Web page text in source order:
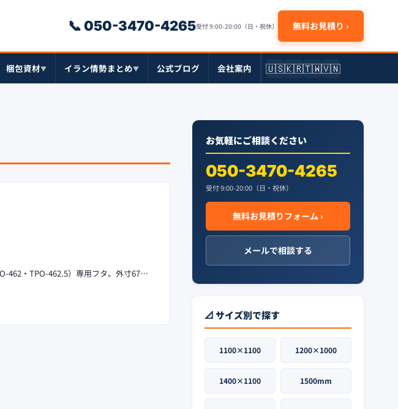
📞 050-3470-4265受付 9:00-20:00（日・祝休） 無料お見積り ›
梱包資材▼ イラン情勢まとめ▼ 公式ブログ 会社案内 🇺🇸🇰🇷🇹🇼🇻🇳
462・TPO-462.5）専用フタ。外寸67…
お気軽にご相談ください
050-3470-4265
受付 9:00-20:00（日・祝休）
無料お見積りフォーム ›
メールで相談する
📐 サイズ別で探す
1100×1100 1200×1000
1400×1100 1500mm